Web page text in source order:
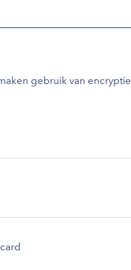
gebruik van encryptie